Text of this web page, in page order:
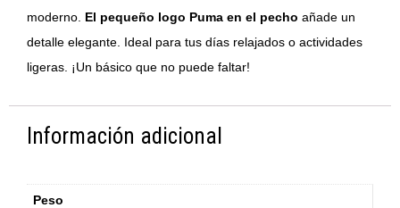
moderno. El pequeño logo Puma en el pecho añade un
detalle elegante. Ideal para tus días relajados o actividades
ligeras. ¡Un básico que no puede faltar!
Información adicional
Peso